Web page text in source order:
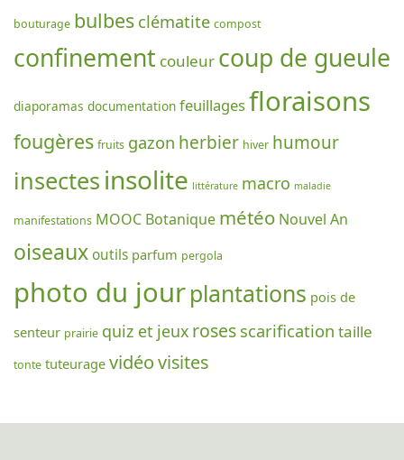
bouturage bulbes clématite compost
confinement couleur coup de gueule
diaporamas documentation feuillagesfloraisons
fougères fruits gazon herbier hiver humour
insectes insolite littérature macro maladie
manifestations MOOC Botanique météo Nouvel An
oiseauxoutils parfum pergola
photo du jourplantations pois de
senteur prairie quiz et jeux roses scarification taille
tonte tuteurage vidéovisites